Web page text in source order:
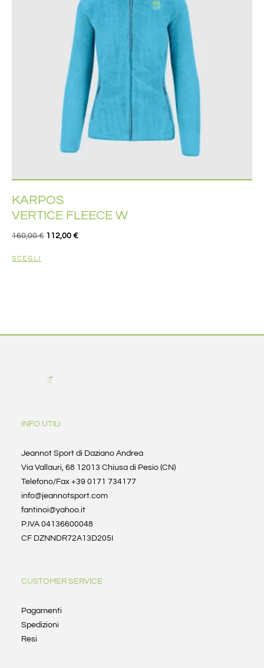
KARPOS
VERTICE FLEECE W
160,00€ 112,00 €
SCEGLI
INFO UTILI
Jeannot Sport di Daziano Andrea
Via Vallauri, 68 12013 Chiusa di Pesio (CN)
Telefono/Fax +39 0171 734177
info@jeannotsport.com
fantinoi@yahoo.it
P.IVA 04136600048
CF DZNNDR72A13D205I
CUSTOMER SERVICE
Pagamenti
Spedizioni
Resi